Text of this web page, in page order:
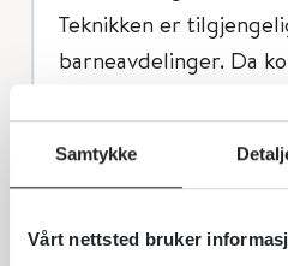
Samtykke
Vårt nettsted bruker
Teknikken er
barneavdelinger. Da
mange år er det viktig
internasjonale
mulig